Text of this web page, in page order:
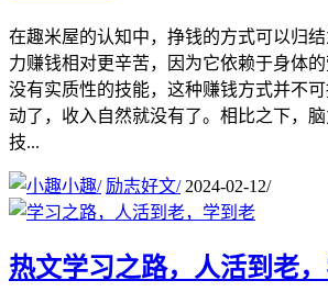
在趣米屋的认知中，挣钱的方式可以归
力赚钱相对更辛苦，因为它依赖于身体
没有实质性的技能，这种赚钱方式并不
动了，收入自然就没有了。相比之下，
技...
小趣/ 励志好文/ 2024-02-12/
热文学习之路，人活到老